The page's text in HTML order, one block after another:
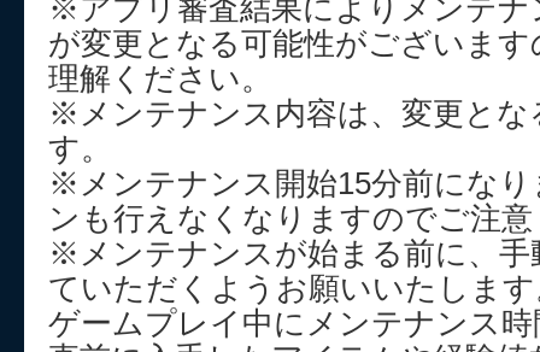
※アプリ審査結果によりメンテナ
が変更となる可能性がございま
理解ください。
※メンテナンス内容は、変更とな
す。
※メンテナンス開始15分前にな
ンも行えなくなりますのでご注
※メンテナンスが始まる前に、手
ていただくようお願いいたしま
ゲームプレイ中にメンテナンス